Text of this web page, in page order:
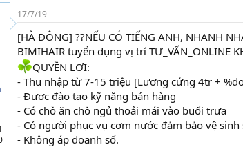
y
g
ử
i
17/7/19
[HÀ ĐÔNG] ??NẾU CÓ TIẾNG ANH, NHANH
BIMIHAIR tuyển dụng vị trí TƯ_VẤN_ONLINE
QUYỀN LỢI:
- Thu nhập từ 7-15 triệu [Lương cứng 4tr +
- Được đào tạo kỹ năng bán hàng
- Có chỗ ăn chỗ ngủ thoải mái vào buổi trưa
- Có người phục vụ cơm nước đảm bảo vệ sinh
- Không áp doanh số.